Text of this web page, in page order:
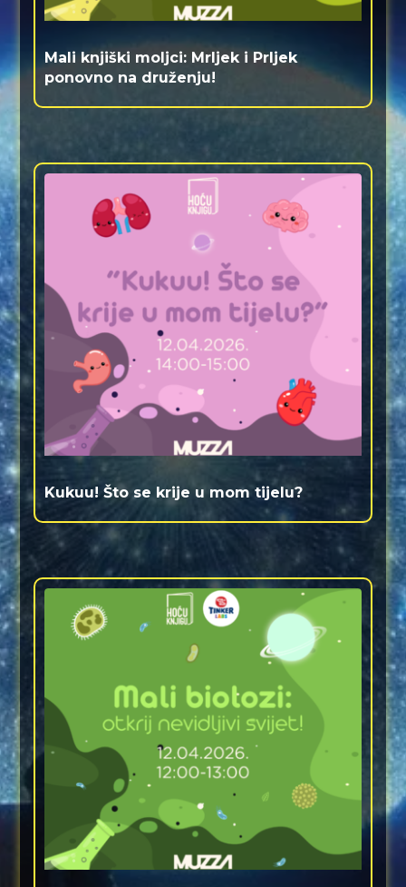
Mali knjiški moljci: Mrljek i Prljek
ponovno na druženju!
Kukuu! Što se krije u mom tijelu?